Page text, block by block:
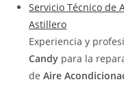
Servicio Técnico de
Astillero
Experiencia y
Candy para la
deAire